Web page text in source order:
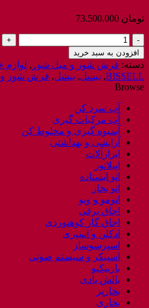
تومان
فرش
شور
و
مبل
شوی
2066
بیسل
/
bissell
proheat
revolution
cleanshot
2066E
عدد
افزودن به سبد خرید
دسته: فرش شور و مبل شور , لوازم
BISSELL
, بیسل, بیشل, فرش شور و
Browse
آب سرد کن
آب مرکبات گیری
آبمیوه گیری و مخلوط کن
آرایشی و بهداشتی
ابزارآلات
اپیلاتور
اتو ایستاده
اتو بخار
اتومو و ویو
اجاق برقی
اجاق گاز کوهنوردی
ادکلن و اسپری
اسپرسوساز
اسپیکر و سیستم صوتی
باربیکیو
بالش بادی
بخارپز
بخاری